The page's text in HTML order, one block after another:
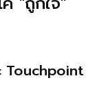
Touchpoint